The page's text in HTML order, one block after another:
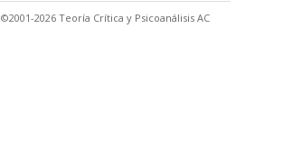
©2001-2026 Teoría Crítica y Psicoanálisis AC